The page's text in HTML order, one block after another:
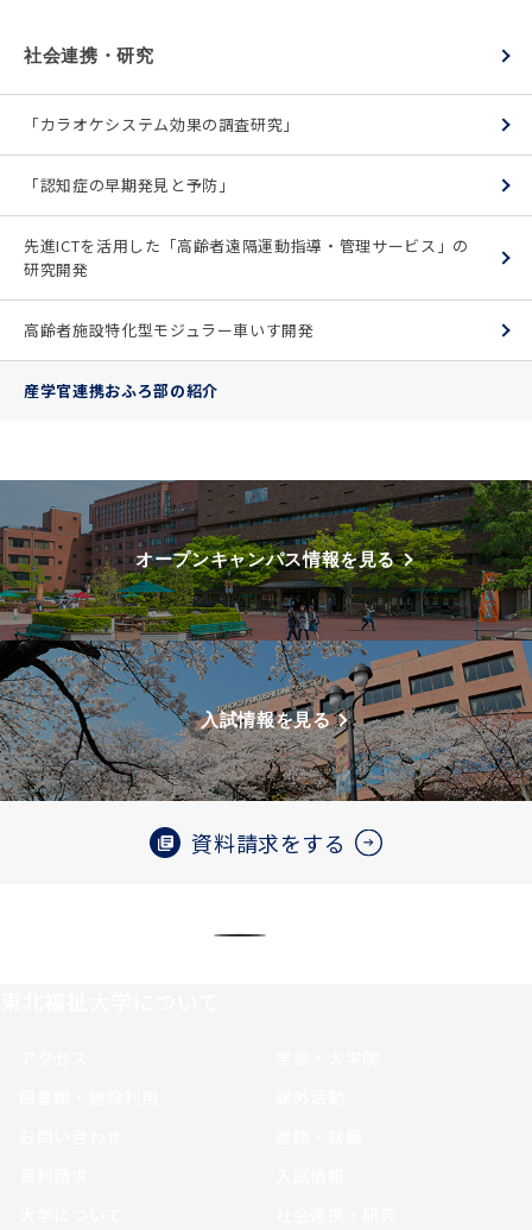
社会連携・研究
「カラオケシステム効果の調査研究」
「認知症の早期発見と予防」
先進ICTを活用した「高齢者遠隔運動指導・管理サービス」の
研究開発
高齢者施設特化型モジュラー車いす開発
産学官連携おふろ部の紹介
オープンキャンパス情報を見る
入試情報を見る
資料請求をする